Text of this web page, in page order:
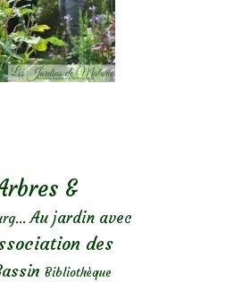
&
Au jardin avec
des
Bibliothèque